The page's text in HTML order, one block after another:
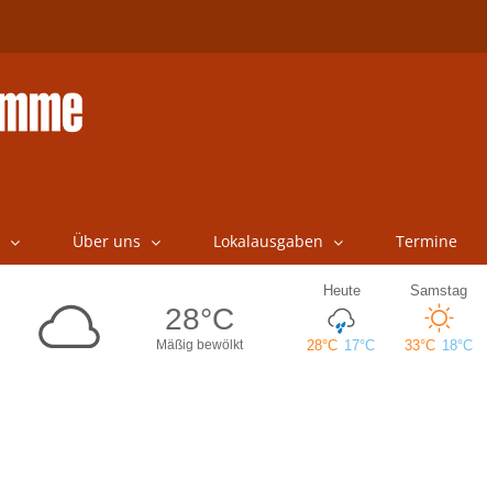
Über uns Lokalausgaben Termine